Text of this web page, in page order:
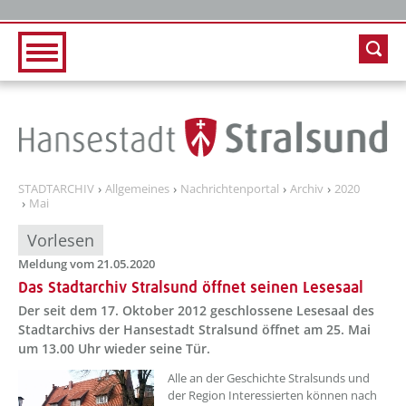
STADTARCHIV Allgemeines Nachrichtenportal Archiv
2020
Mai
Vorlesen
Meldung vom 21.05.2020
Das Stadtarchiv Stralsund öffnet seinen Lesesaal
Der seit dem 17. Oktober 2012 geschlossene Lesesaal des
Stadtarchivs der Hansestadt Stralsund öffnet am 25. Mai
um 13.00 Uhr wieder seine Tür.
Alle an der Geschichte Stralsunds und
der Region Interessierten können nach